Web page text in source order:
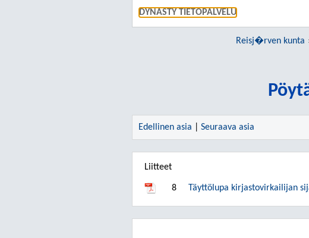
DYNASTY TIETOPALVELU
Reisj�rven kunta
Edellinen asia Seuraava asia
Liitteet
8 Täyttölupa kirjastovirkailijan